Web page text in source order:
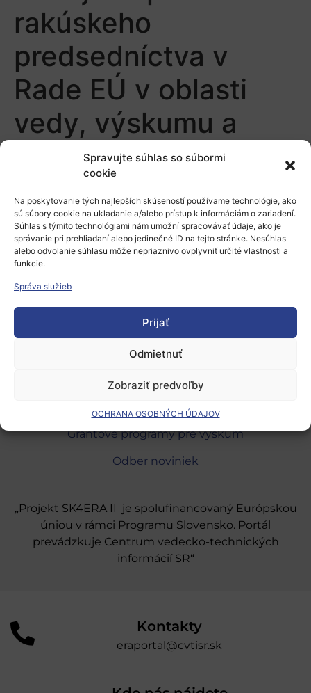
Spravujte súhlas so súbormi
cookie
Na poskytovanie tých najlepších skúseností používame technológie, ako
sú súbory cookie na ukladanie a/alebo prístup k informáciám o zariadení.
Súhlas s týmito technológiami nám umožní spracovávať údaje, ako je
správanie pri prehliadaní alebo jedinečné ID na tejto stránke. Nesúhlas
alebo odvolanie súhlasu môže nepriaznivo ovplyvniť určité vlastnosti a
funkcie.
Správa služieb
Prijať
Odmietnuť
Zobraziť predvoľby
OCHRANA OSOBNÝCH ÚDAJOV
rakúskeho
predsedníctva v
Rade EÚ v oblasti
vedy, výskumu a
inovácií
Pridaj komentár
Prepáčte, ale pred zanechaním komentára sa musíte
prihlásiť.
Európsky výskumný priestor
Oblasti našej podpory
Podporné schémy a služby
Grantové programy pre výskum
Odber noviniek
„Projekt SK4ERA II je spolufinancovaný Európskou
úniou v rámci Programu Slovensko. Portál
prevádzkuje Centrum vedecko-technických
informácií SR“
Kontakty
eraportal@cvtisr.sk